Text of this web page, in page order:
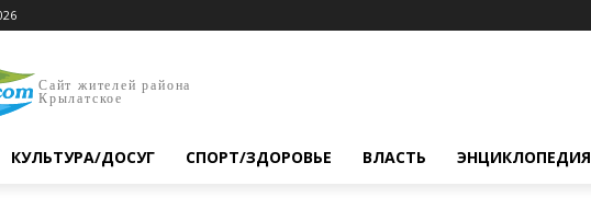
Сайт жителей района
Крылатское
КУЛЬТУРА/ДОСУГ СПОРТ/ЗДОРОВЬЕ ВЛАСТЬ ЭНЦИКЛОПЕДИЯ